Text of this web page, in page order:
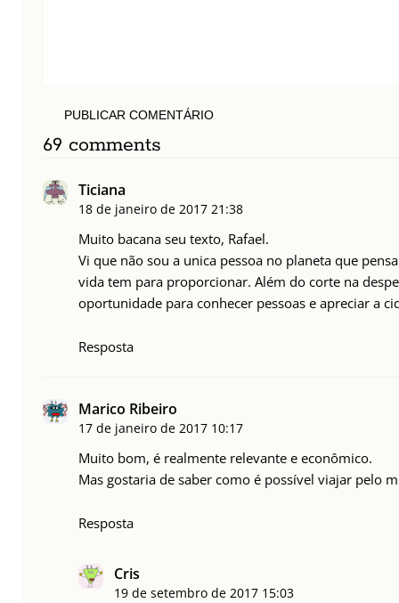
PUBLICAR COMENTÁRIO
69 comments
Ticiana
18 de janeiro de 2017 21:38
Muito bacana seu texto, Rafael.
Vi que não sou a unica pessoa no planeta que
vida tem para proporcionar. Além do corte na
oportunidade para conhecer pessoas e apreciar a
Resposta
Marico Ribeiro
17 de janeiro de 2017 10:17
Muito bom, é realmente relevante e econômico.
Mas gostaria de saber como é possível viajar pelo
Resposta
Cris
19 de setembro de 2017 15:03